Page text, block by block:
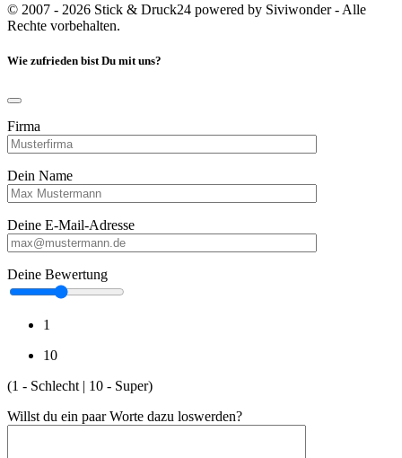
© 2007 - 2026 Stick & Druck24 powered by Siviwonder - Alle
Rechte vorbehalten.
Wie zufrieden bist Du mit uns?
Firma
Dein Name
Deine E-Mail-Adresse
Deine Bewertung
1
10
(1 - Schlecht | 10 - Super)
Willst du ein paar Worte dazu loswerden?